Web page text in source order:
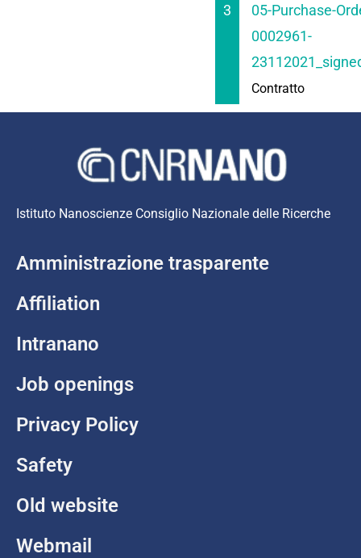
3
05-Purchase-
0002961-
Contratto
Istituto Nanoscienze Consiglio Nazionale delle Ricerche
Amministrazione trasparente
Affiliation
Intranano
Job openings
Privacy Policy
Safety
Old website
Webmail